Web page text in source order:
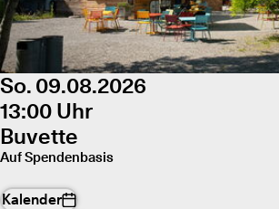
So. 09.08.2026
13:00 Uhr
Buvette
Auf Spendenbasis
Kalender